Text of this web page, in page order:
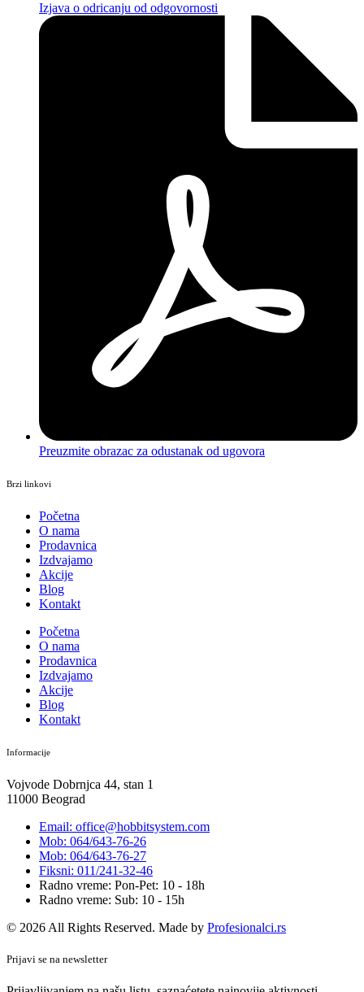
Izjava o odricanju od odgovornosti
Preuzmite obrazac za odustanak od ugovora
Brzi linkovi
Početna
O nama
Prodavnica
Izdvajamo
Akcije
Blog
Kontakt
Početna
O nama
Prodavnica
Izdvajamo
Akcije
Blog
Kontakt
Informacije
Vojvode Dobrnjca 44, stan 1
11000 Beograd
Email: office@hobbitsystem.com
Mob: 064/643-76-26
Mob: 064/643-76-27
Fiksni: 011/241-32-46
Radno vreme: Pon-Pet: 10 - 18h
Radno vreme: Sub: 10 - 15h
© 2026 All Rights Reserved. Made by Profesionalci.rs
Prijavi se na newsletter